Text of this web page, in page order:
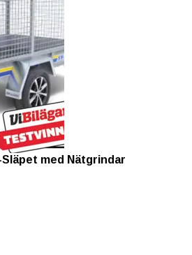
Släpet med Nätgrindar